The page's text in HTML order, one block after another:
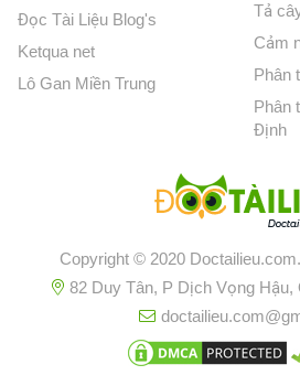
Đọc Tài Liệu Blog's
Ketqua net
Lô Gan Miền Trung
Tả
Cảm
Phân
Phân
Định
Copyright © 2020
82 Duy Tân, P Dịch Vọng Hậu,